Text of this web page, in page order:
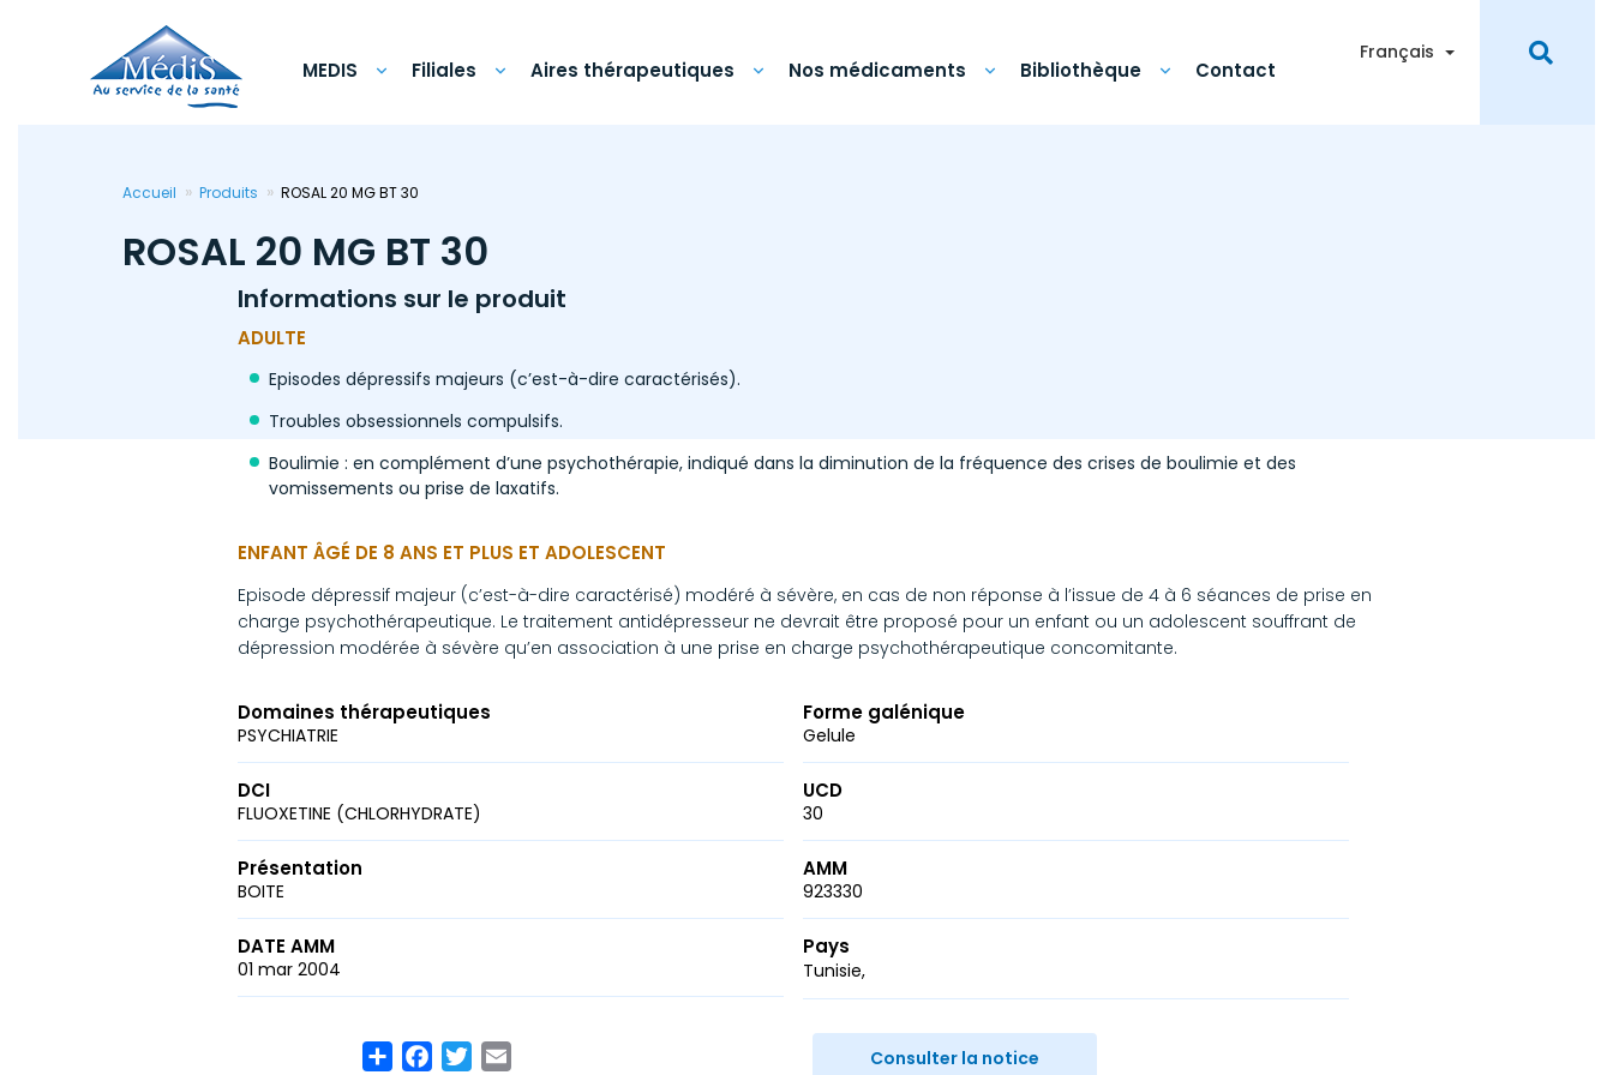
MEDIS Filiales Aires thérapeutiques Nos médicaments Bibliothèque Contact
Français Toggle Dropdown
Accueil Produits ROSAL 20 MG BT 30
ROSAL 20 MG BT 30
Informations sur le produit
ADULTE
Episodes dépressifs majeurs (c’est-à-dire caractérisés).
Troubles obsessionnels compulsifs.
Boulimie : en complément d’une psychothérapie, indiqué dans la diminution de la fréquence des crises de boulimie et des
vomissements ou prise de laxatifs.
ENFANT ÂGÉ DE 8 ANS ET PLUS ET ADOLESCENT
Episode dépressif majeur (c’est-à-dire caractérisé) modéré à sévère, en cas de non réponse à l’issue de 4 à 6 séances de prise en
charge psychothérapeutique. Le traitement antidépresseur ne devrait être proposé pour un enfant ou un adolescent souffrant de
dépression modérée à sévère qu’en association à une prise en charge psychothérapeutique concomitante.
Domaines thérapeutiques
PSYCHIATRIE
Forme galénique
Gelule
DCI
FLUOXETINE (CHLORHYDRATE)
UCD
30
Présentation
BOITE
AMM
923330
DATE AMM
01 mar 2004
Pays
Tunisie
ShareFacebook
Twitter Consulter la notice